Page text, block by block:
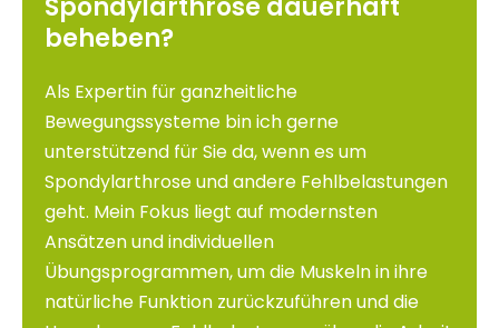
Spondylarthrose dauerhaft
beheben?
Als Expertin für ganzheitliche
Bewegungssysteme bin ich gerne
unterstützend für Sie da, wenn es um
Spondylarthrose und andere Fehlbelastungen
geht. Mein Fokus liegt auf modernsten
Ansätzen und individuellen
Übungsprogrammen, um die Muskeln in ihre
natürliche Funktion zurückzuführen und die